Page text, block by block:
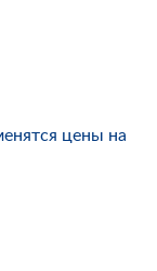
цены на